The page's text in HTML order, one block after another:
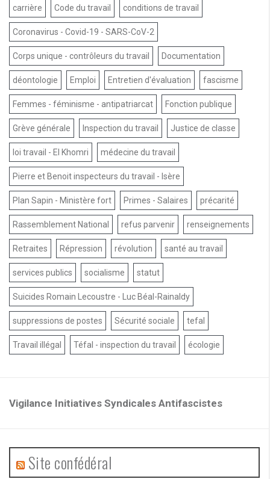
carrière Code du travail conditions de travail
Coronavirus - Covid-19 - SARS-CoV-2
Corps unique - contrôleurs du travail Documentation
déontologie Emploi Entretien d'évaluation fascisme
Femmes - féminisme - antipatriarcat Fonction publique
Grève générale Inspection du travail Justice de classe
loi travail - El Khomri médecine du travail
Pierre et Benoit inspecteurs du travail - Isère
Plan Sapin - Ministère fort Primes - Salaires précarité
Rassemblement National refus parvenir renseignements
Retraites Répression révolution santé au travail
services publics socialisme statut
Suicides Romain Lecoustre - Luc Béal-Rainaldy
suppressions de postes Sécurité sociale tefal
Travail illégal Téfal - inspection du travail écologie
Vigilance Initiatives Syndicales Antifascistes
Site confédéral